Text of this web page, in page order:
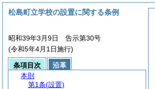
松島町立学校の設置に関する条例
昭和39年3月9日 告示第30号
(令和5年4月1日施行)
条項目次
沿革
本則
第1条(設置)